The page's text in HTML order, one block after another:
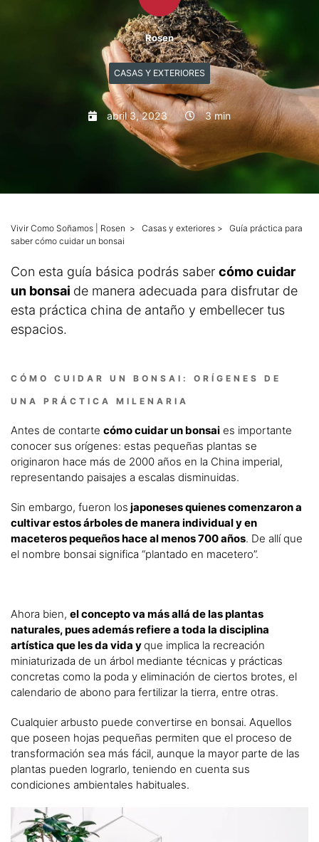
Guías descargables
Rosen
CASAS Y EXTERIORES
abril 3, 2023 3 min
Vivir Como Soñamos | Rosen > Casas y exteriores > Guía práctica para
saber cómo cuidar un bonsai
Con esta guía básica podrás saber cómo cuidar
un bonsai de manera adecuada para disfrutar de
esta práctica china de antaño y embellecer tus
espacios.
CÓMO CUIDAR UN BONSAI: ORÍGENES DE
UNA PRÁCTICA MILENARIA
Antes de contarte cómo cuidar un bonsai es importante
conocer sus orígenes: estas pequeñas plantas se
originaron hace más de 2000 años en la China imperial,
representando paisajes a escalas disminuidas.
Sin embargo, fueron los japoneses quienes comenzaron a
cultivar estos árboles de manera individual y en
maceteros pequeños hace al menos 700 años. De allí que
el nombre bonsai significa “plantado en macetero”.
Ahora bien, el concepto va más allá de las plantas
naturales, pues además refiere a toda la disciplina
artística que les da vida yque implica la recreación
miniaturizada de un árbol mediante técnicas y prácticas
concretas como la poda y eliminación de ciertos brotes, el
calendario de abono para fertilizar la tierra, entre otras.
Cualquier arbusto puede convertirse en bonsai. Aquellos
que poseen hojas pequeñas permiten que el proceso de
transformación sea más fácil, aunque la mayor parte de las
plantas pueden lograrlo, teniendo en cuenta sus
condiciones ambientales habituales.